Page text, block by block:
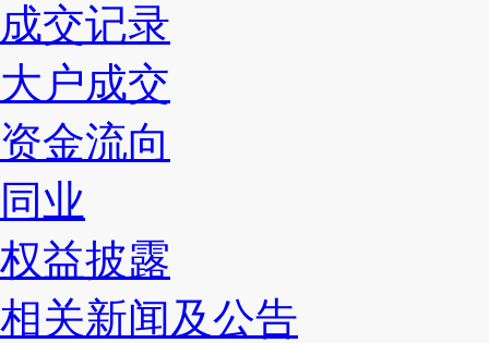
成交记录
大户成交
资金流向
同业
权益披露
相关新闻及公告